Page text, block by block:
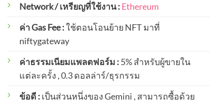
Network / เหรียญที่ใช้งาน : Ethereum
ค่า Gas Fee :ใช้ตอนโอนย้าย NFT มาที่
niftygateway
ค่าธรรมเนียมแพลตฟอร์ม : 5% สำหรับผู้ขายใน
แต่ละครั้ง , 0.3 ดอลล่าร์/ธุรกรรม
ข้อดี : เป็นส่วนหนึ่งของ Gemini , สามารถซื้อด้วย